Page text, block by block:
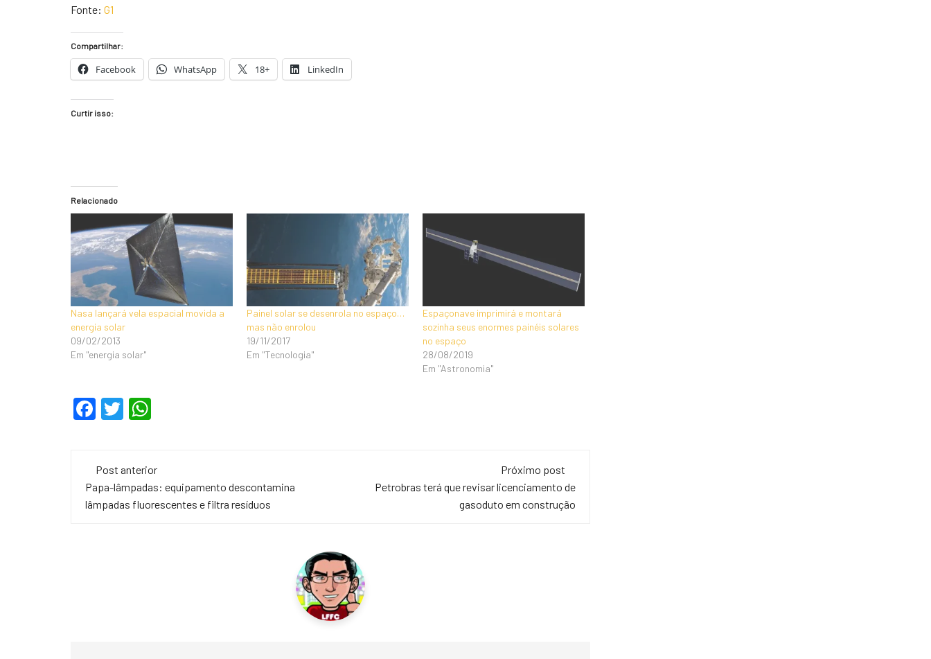
Fonte: G1
Compartilhar:
Facebook WhatsApp 18+ LinkedIn
Curtir isso:
Relacionado
Nasa lançará vela espacial movida a
energia solar
09/02/2013
Em "energia solar"
Painel solar se desenrola no espaço…
mas não enrolou
19/11/2017
Em "Tecnologia"
Espaçonave imprimirá e montará
sozinha seus enormes painéis solares
no espaço
28/08/2019
Em "Astronomia"
F
e
b
o
T
er s
A
Navegação
de
Post anterior
Papa-lâmpadas: equipamento descontamina
lâmpadas fluorescentes e filtra resíduos
Próximo post
Petrobras terá que revisar licenciamento de
gasoduto em construção